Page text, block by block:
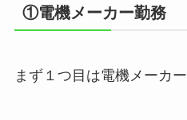
①電機メーカー勤務
まず１つ目は電機メーカ